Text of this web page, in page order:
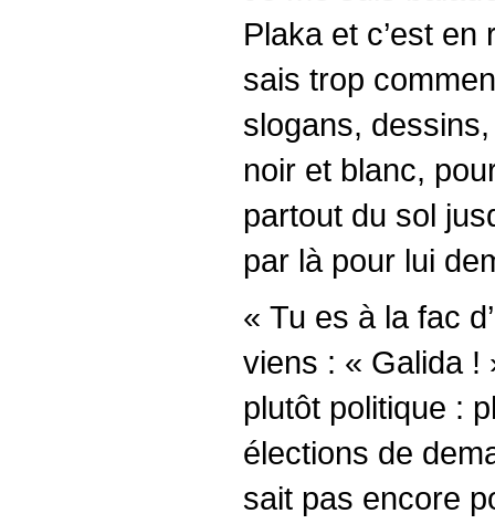
Plaka et c’est
sais trop
slogans,
noir et blanc,
partout du sol
par là pour lui
« Tu es à la fac
viens : « Galida !
plutôt politique :
élections de
sait pas encore